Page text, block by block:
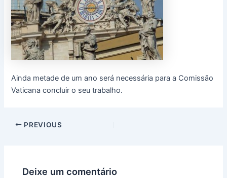
Ainda metade de um ano será necessária para a Comissão
Vaticana concluir o seu trabalho.
PREVIOUS
Deixe um comentário